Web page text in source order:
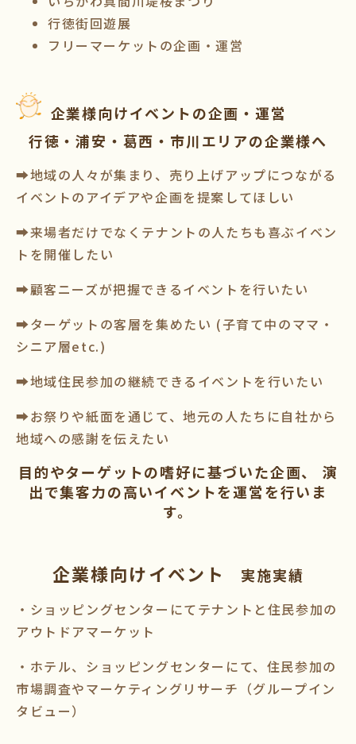
行徳街回遊展
フリーマーケットの企画・運営
企業様向けイベントの企画・運営
行徳・浦安・葛西・市川エリアの企業様へ
➡地域の人々が集まり、売り上げアップにつながる
イベントのアイデアや企画を提案してほしい
➡来場者だけでなくテナントの人たちも喜ぶイベン
トを開催したい
➡顧客ニーズが把握できるイベントを行いたい
➡ターゲットの客層を集めたい (子育て中のママ・
シニア層etc.)
➡地域住民参加の継続できるイベントを行いたい
➡お祭りや紙面を通じて、地元の人たちに自社から
地域への感謝を伝えたい
目的やターゲットの嗜好に基づいた企画、 演
出で集客力の高いイベントを運営を行いま
す。
企業様向けイベント 実施実績
・ショッピングセンターにてテナントと住民参加の
アウトドアマーケット
・ホテル、ショッピングセンターにて、住民参加の
市場調査やマーケティングリサーチ（グループイン
タビュー）